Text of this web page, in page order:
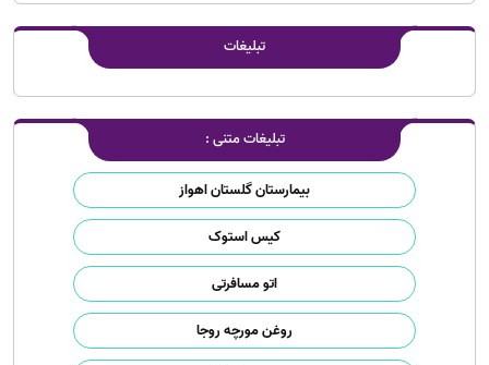
تبلیغات
تبلیغات متنی :
بیمارستان گلستان اهواز
کیس استوک
اتو مسافرتی
روغن مورچه روجا